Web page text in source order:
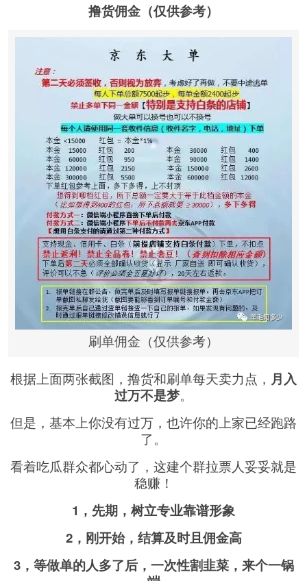
撸货佣金（仅供参考）
刷单佣金（仅供参考）
根据上面两张截图，撸货和刷单每天卖力点， 月入
过万不是梦。
但是，基本上你没有过万，也许你的上家已经跑路
了。
看着吃瓜群众都心动了，这建个群拉票人妥妥就是
稳赚！
1，先期，树立专业靠谱形象
2，刚开始，结算及时且佣金高
3，等做单的人多了后，一次性割韭菜，来个一锅